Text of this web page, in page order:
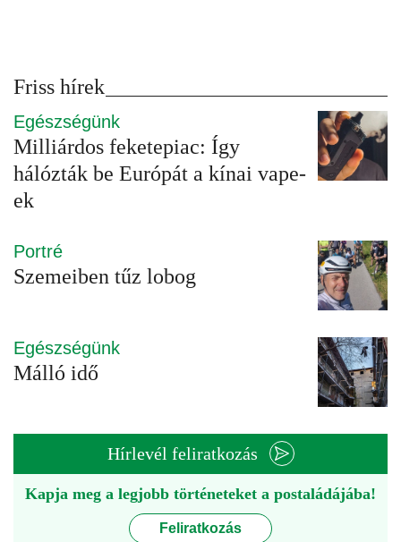
Friss hírek
Egészségünk
Milliárdos feketepiac: Így
hálózták be Európát a kínai vape-
ek
Portré
Szemeiben tűz lobog
Egészségünk
Málló idő
Hírlevél feliratkozás
Kapja meg a legjobb történeteket a postaládájába!
Feliratkozás